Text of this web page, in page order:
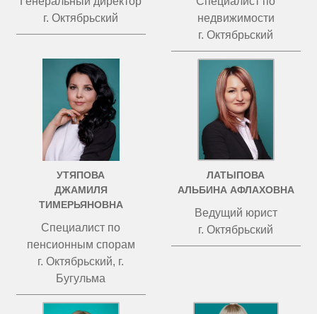
г. Октябрьский
недвижимости
г. Октябрьский
УТЯПОВА
ДЖАМИЛЯ
ТИМЕРЬЯНОВНА
Специалист по
пенсионным спорам
г. Октябрьский, г.
Бугульма
ЛАТЫПОВА
АЛЬБИНА АФЛАХОВНА
Ведущий юрист
г. Октябрьский